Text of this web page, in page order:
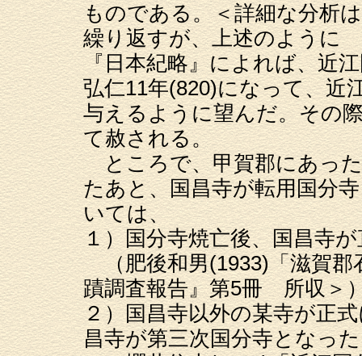
ものである。＜詳細な分析
繰り返すが、上述のように
『日本紀略』によれば、近
弘仁11年(820)になって、近
与えるように望んだ。その
て赦される。
ところで、甲賀郡にあった
たあと、国昌寺が転用国分
いては、
１）国分寺焼亡後、国昌寺
（肥後和男(1933)「滋賀郡
蹟調査報告』第5冊 所収＞
２）国昌寺以外の某寺が正
昌寺が第三次国分寺となっ